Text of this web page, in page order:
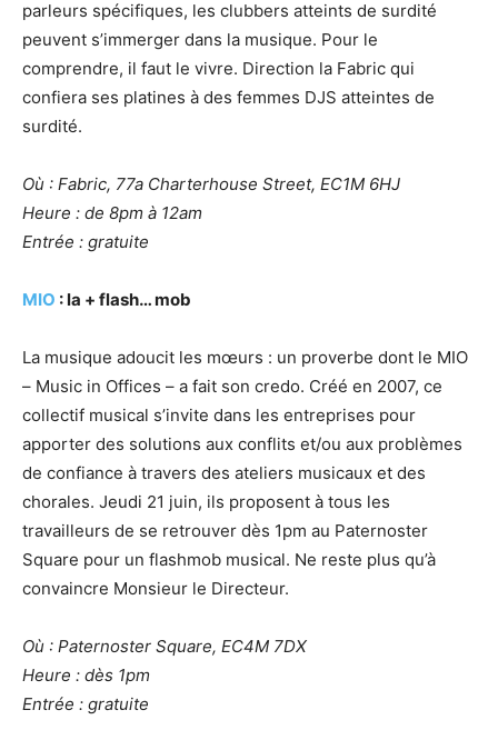
parleurs spécifiques, les clubbers atteints de surdité
peuvent s’immerger dans la musique. Pour le
comprendre, il faut le vivre. Direction la Fabric qui
confiera ses platines à des femmes DJS atteintes de
surdité.
Où : Fabric, 77a Charterhouse Street, EC1M 6HJ
Heure : de 8pm à 12am
Entrée : gratuite
MIO : la + flash… mob
La musique adoucit les mœurs : un proverbe dont le MIO
– Music in Offices – a fait son credo. Créé en 2007, ce
collectif musical s’invite dans les entreprises pour
apporter des solutions aux conflits et/ou aux problèmes
de confiance à travers des ateliers musicaux et des
chorales. Jeudi 21 juin, ils proposent à tous les
travailleurs de se retrouver dès 1pm au Paternoster
Square pour un flashmob musical. Ne reste plus qu’à
convaincre Monsieur le Directeur.
Où : Paternoster Square, EC4M 7DX
Heure : dès 1pm
Entrée : gratuite